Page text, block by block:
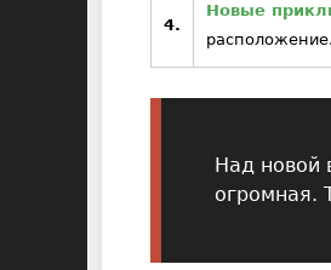
4.
Новые
расположение.
Над новой
огромная.